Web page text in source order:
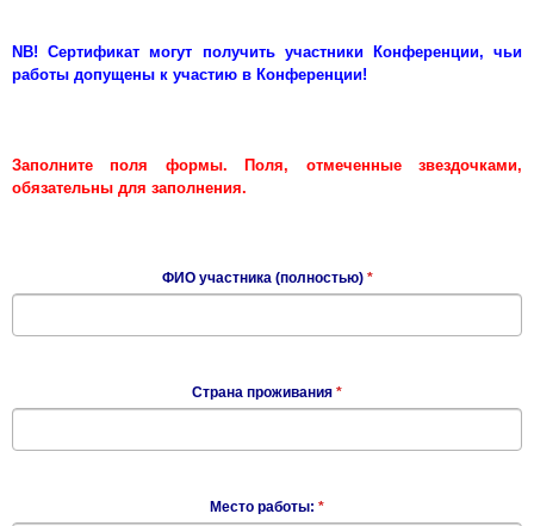
NB! Сертификат могут получить участники Конференции, чьи
работы допущены к участию в Конференции!
Заполните поля формы. Поля, отмеченные звездочками,
обязательны для заполнения.
ФИО участника (полностью) *
Страна проживания *
Место работы: *